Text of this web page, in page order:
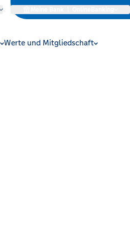
Werte und Mitgliedschaft